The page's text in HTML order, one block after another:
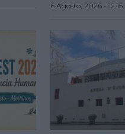
6 Agosto, 2026 - 12:15